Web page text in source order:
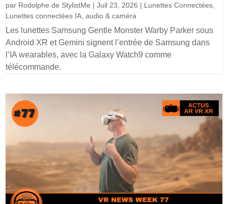
par Rodolphe de StylistMe |Juil 23, 2026 | Lunettes Connectées,
Lunettes connectées IA, audio & caméra
Les lunettes Samsung Gentle Monster Warby Parker sous
Android XR et Gemini signent l’entrée de Samsung dans
l’IA wearables, avec la Galaxy Watch9 comme
télécommande.